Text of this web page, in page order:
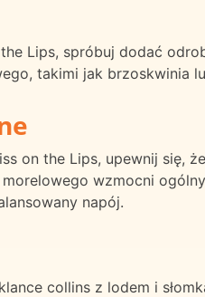
Lips, spróbuj dodać
takimi jak brzoskwinia
on the Lips, upewnij się,
wzmocni
napój.
collins z lodem i